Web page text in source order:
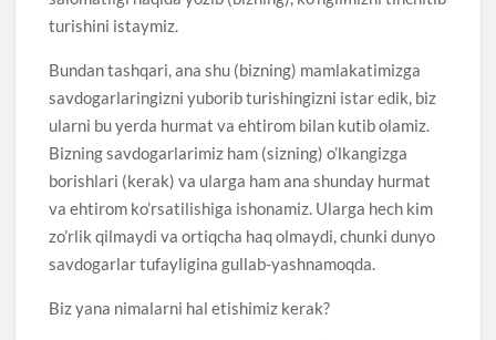
turishini istaymiz.
Bundan tashqari, ana shu (bizning) mamlakatimizga
savdogarlaringizni yuborib turishingizni istar edik, biz
ularni bu yerda hurmat va ehtirom bilan kutib olamiz.
Bizning savdogarlarimiz ham (sizning) o’lkangizga
borishlari (kerak) va ularga ham ana shunday hurmat
va ehtirom ko’rsatilishiga ishonamiz. Ularga hech kim
zo’rlik qilmaydi va ortiqcha haq olmaydi, chunki dunyo
savdogarlar tufayligina gullab-yashnamoqda.
Biz yana nimalarni hal etishimiz kerak?